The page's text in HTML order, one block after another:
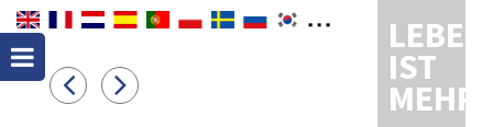
LEBEN
IST
MEHR